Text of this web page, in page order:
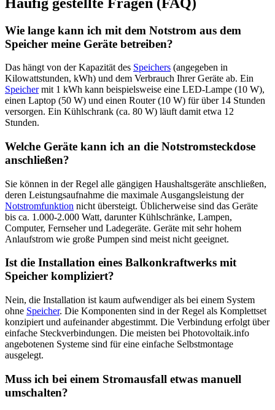
Wie lange kann ich mit dem Notstrom aus dem
Speicher meine Geräte betreiben?
Das hängt von der Kapazität des Speichers (angegeben in
Kilowattstunden, kWh) und dem Verbrauch Ihrer Geräte ab. Ein
Speichermit 1 kWh kann beispielsweise eine LED-Lampe (10 W),
einen Laptop (50 W) und einen Router (10 W) für über 14 Stunden
versorgen. Ein Kühlschrank (ca. 80 W) läuft damit etwa 12
Stunden.
Welche Geräte kann ich an die Notstromsteckdose
anschließen?
Sie können in der Regel alle gängigen Haushaltsgeräte anschließen,
deren Leistungsaufnahme die maximale Ausgangsleistung der
Notstromfunktion nicht übersteigt. Üblicherweise sind das Geräte
bis ca. 1.000-2.000 Watt, darunter Kühlschränke, Lampen,
Computer, Fernseher und Ladegeräte. Geräte mit sehr hohem
Anlaufstrom wie große Pumpen sind meist nicht geeignet.
Ist die Installation eines Balkonkraftwerks mit
Speicher kompliziert?
Nein, die Installation ist kaum aufwendiger als bei einem System
ohne Speicher. Die Komponenten sind in der Regel als Komplettset
konzipiert und aufeinander abgestimmt. Die Verbindung erfolgt über
einfache Steckverbindungen. Die meisten bei Photovoltaik.info
angebotenen Systeme sind für eine einfache Selbstmontage
ausgelegt.
Muss ich bei einem Stromausfall etwas manuell
umschalten?